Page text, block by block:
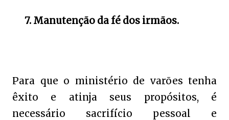
7. Manutenção da fé dos irmãos.
Para que o ministério de varões tenha
êxito e atinja seus propósitos, é
necessário sacrifício pessoal e